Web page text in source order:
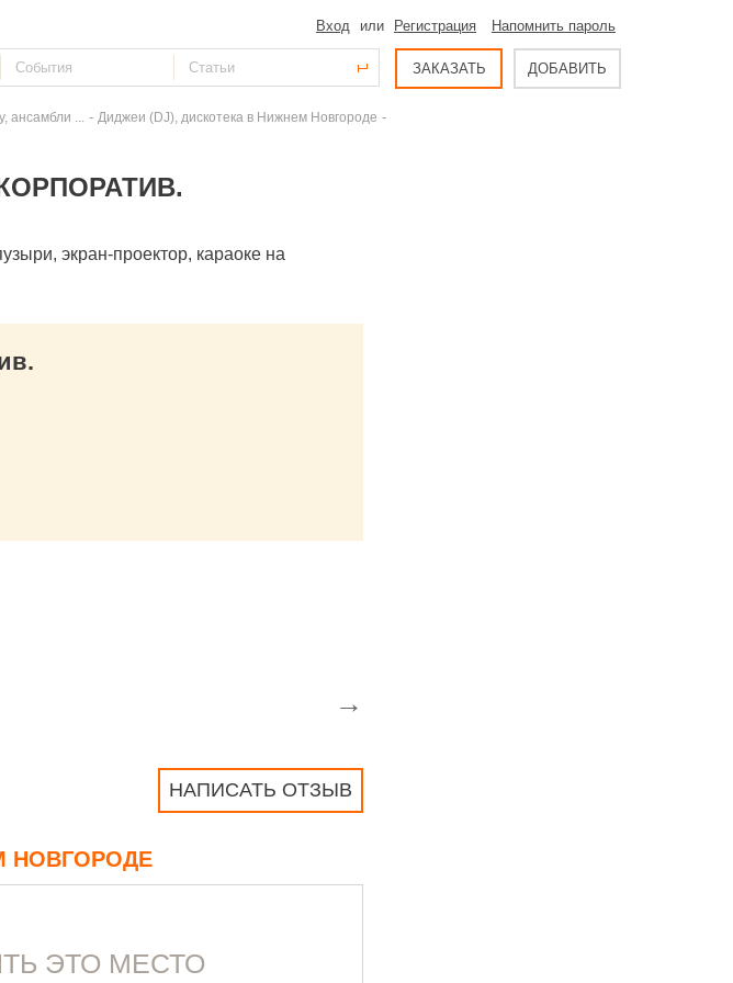
Вход или Регистрация Напомнить пароль
ЗАКАЗАТЬ ДОБАВИТЬ
... - Диджеи (DJ), дискотека в Нижнем Новгороде -
экран-проектор, караоке на
→
НАПИСАТЬ ОТЗЫВ
НОВГОРОДЕ
ЭТО МЕСТО